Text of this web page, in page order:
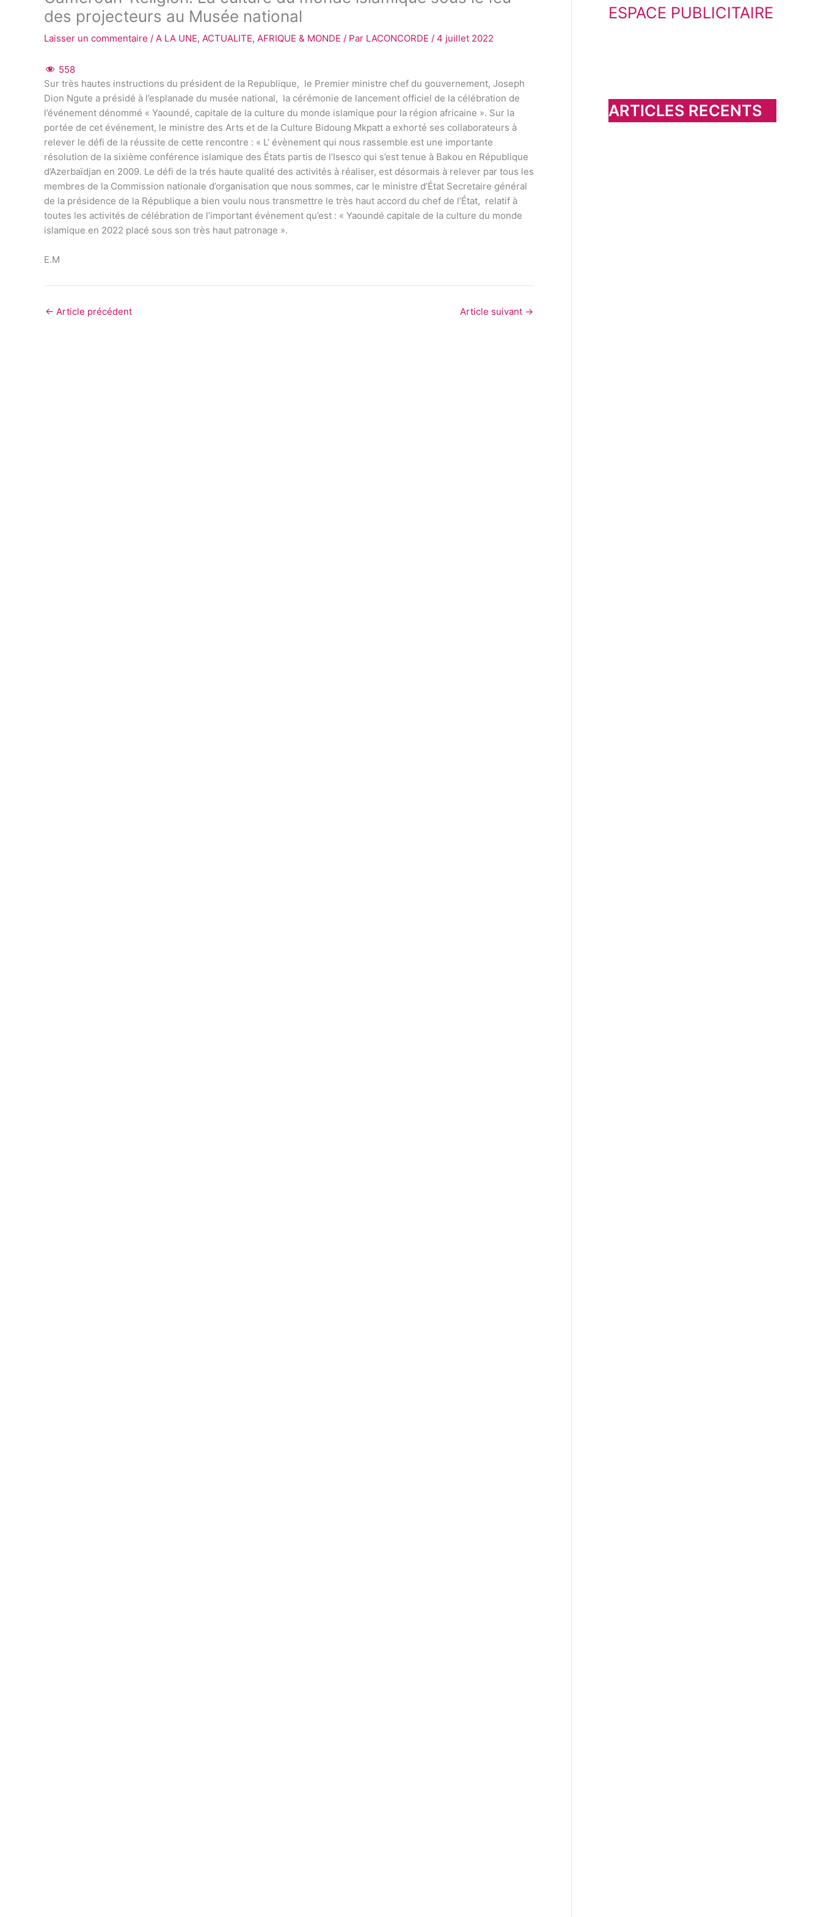
des projecteurs au Musée national
Laisser un commentaire / A LA UNE, ACTUALITE, AFRIQUE & MONDE / Par LACONCORDE / 4 juillet 2022
558
Sur très hautes instructions du président de la Republique, le Premier ministre chef du gouvernement, Joseph
Dion Ngute a présidé à l’esplanade du musée national, la cérémonie de lancement officiel de la célébration de
l’événement dénommé « Yaoundé, capitale de la culture du monde islamique pour la région africaine ». Sur la
portée de cet événement, le ministre des Arts et de la Culture Bidoung Mkpatt a exhorté ses collaborateurs à
relever le défi de la réussite de cette rencontre : « L’ évènement qui nous rassemble est une importante
résolution de la sixième conférence islamique des États partis de l’Isesco qui s’est tenue à Bakou en République
d’Azerbaïdjan en 2009. Le défi de la trés haute qualité des activités à réaliser, est désormais à relever par tous les
membres de la Commission nationale d’organisation que nous sommes, car le ministre d’État Secretaire général
de la présidence de la République a bien voulu nous transmettre le très haut accord du chef de l’État, relatif à
toutes les activités de célébration de l’important événement qu’est : « Yaoundé capitale de la culture du monde
islamique en 2022 placé sous son très haut patronage ».
E.M
← Article précédent Article suivant →
c
h
e
ESPACE PUBLICITAIRE
ARTICLES RECENTS